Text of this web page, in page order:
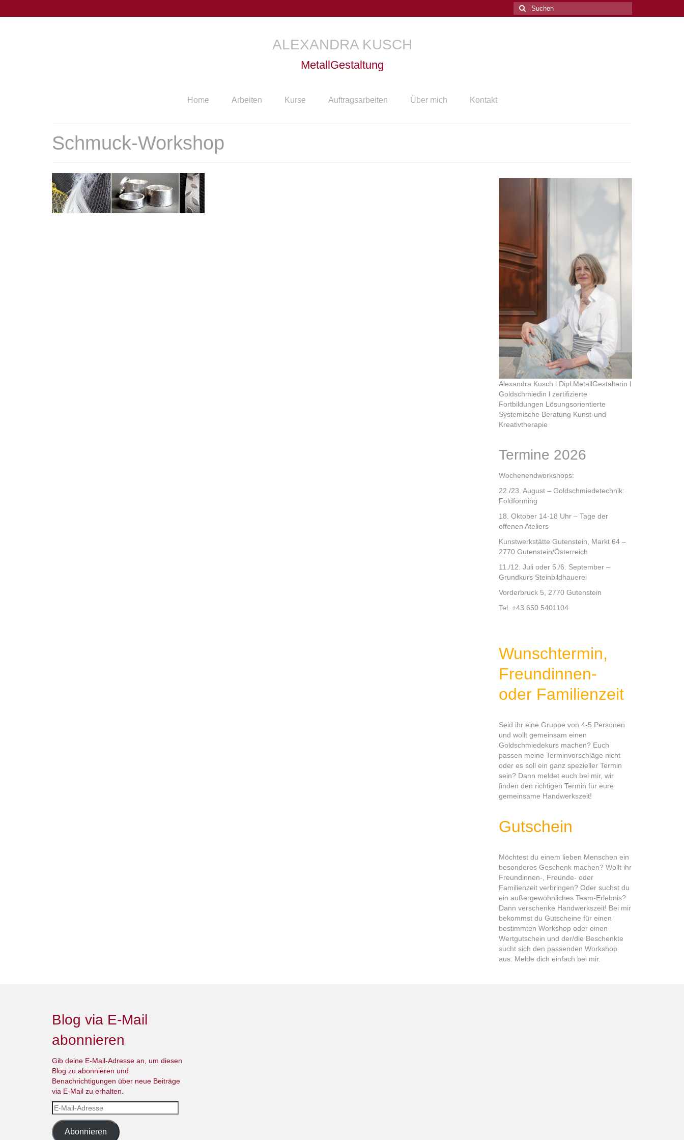
Suchen
nach:
ALEXANDRA KUSCH
MetallGestaltung
Home Arbeiten Kurse Auftragsarbeiten Über mich Kontakt
Schmuck-Workshop
Alexandra Kusch l Dipl.MetallGestalterin l
Goldschmiedin l zertifizierte
Fortbildungen Lösungsorientierte
Systemische Beratung Kunst-und
Kreativtherapie
Termine 2026
Wochenendworkshops:
22./23. August – Goldschmiedetechnik:
Foldforming
18. Oktober 14-18 Uhr – Tage der
offenen Ateliers
Kunstwerkstätte Gutenstein, Markt 64 –
2770 Gutenstein/Österreich
11./12. Juli oder 5./6. September –
Grundkurs Steinbildhauerei
Vorderbruck 5, 2770 Gutenstein
Tel. +43 650 5401104
Wunschtermin,
Freundinnen-
oder Familienzeit
Seid ihr eine Gruppe von 4-5 Personen
und wollt gemeinsam einen
Goldschmiedekurs machen? Euch
passen meine Terminvorschläge nicht
oder es soll ein ganz spezieller Termin
sein? Dann meldet euch bei mir, wir
finden den richtigen Termin für eure
gemeinsame Handwerkszeit!
Gutschein
Möchtest du einem lieben Menschen ein
besonderes Geschenk machen? Wollt ihr
Freundinnen-, Freunde- oder
Familienzeit verbringen? Oder suchst du
ein außergewöhnliches Team-Erlebnis?
Dann verschenke Handwerkszeit! Bei mir
bekommst du Gutscheine für einen
bestimmten Workshop oder einen
Wertgutschein und der/die Beschenkte
sucht sich den passenden Workshop
aus. Melde dich einfach bei mir.
Blog via E-Mail
abonnieren
Gib deine E-Mail-Adresse an, um diesen
Blog zu abonnieren und
Benachrichtigungen über neue Beiträge
via E-Mail zu erhalten.
E-
Mail-
Adresse
Abonnieren